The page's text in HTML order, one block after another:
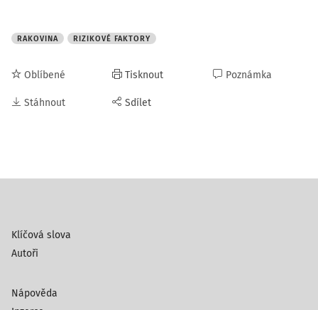
RAKOVINA RIZIKOVÉ FAKTORY
Oblíbené
Stáhnout
Tisknout
Sdílet
Poznámka
Klíčová slova
Autoři
Nápověda